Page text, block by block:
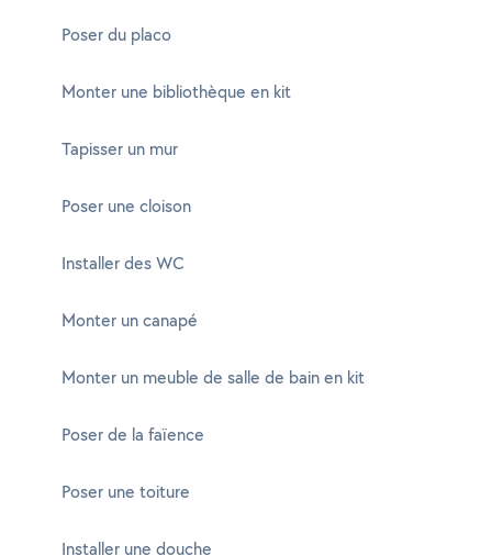
Poser du placo
Monter une bibliothèque en kit
Tapisser un mur
Poser une cloison
Installer des WC
Monter un canapé
Monter un meuble de salle de bain en kit
Poser de la faïence
Poser une toiture
Installer une douche